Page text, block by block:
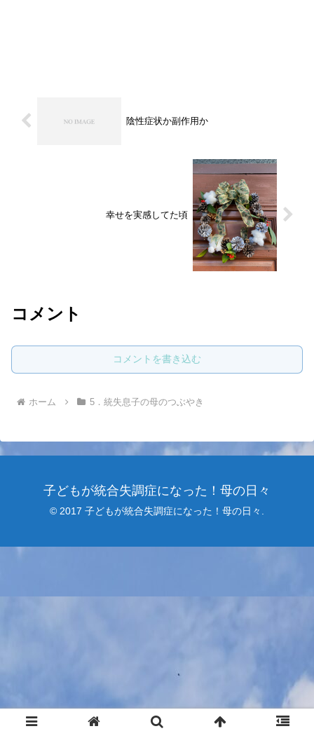
陰性症状か副作用か
幸せを実感してた頃
コメント
コメントを書き込む
ホーム 5．統失息子の母のつぶやき
子どもが統合失調症になった！母の日々
© 2017 子どもが統合失調症になった！母の日々.